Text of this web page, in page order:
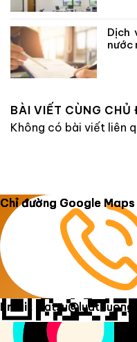
Dịch
nước
BÀI VIẾT CÙNG CHỦ
Không có bài viết liên
Copyright